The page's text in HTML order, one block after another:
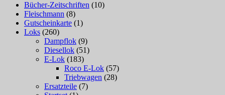
Bücher-Zeitschriften (10)
Fleischmann (8)
Gutscheinkarte (1)
Loks (260)
Dampflok (9)
Diesellok (51)
E-Lok (183)
Roco E-Lok (57)
Triebwagen (28)
Ersatzteile (7)